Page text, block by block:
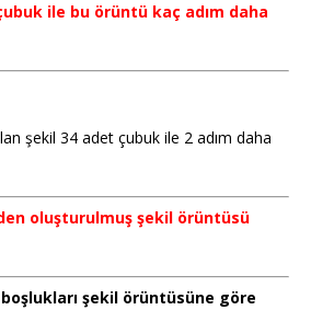
ile bu örüntü kaç adım daha
şekil 34 adet çubuk ile 2 adım daha
oluşturulmuş şekil örüntüsü
şekil örüntüsüne göre